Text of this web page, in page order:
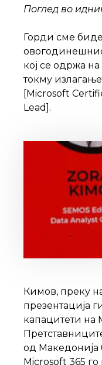
Поглед во
Горди сме
кој се одржа на
токму
[Microsoft
Lead].
Кимов, преку
презентација
капацитети на
од Македонија
Microsoft 365